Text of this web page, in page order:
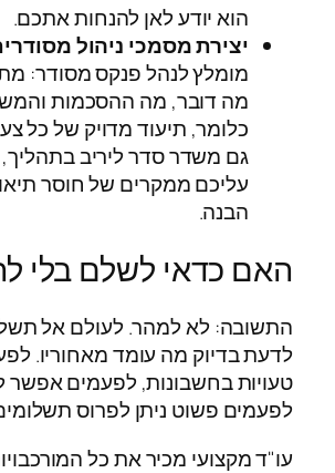
הוא יודע לאן להנחות אתכם.
יצירת מסמכי ניהול
מומלץ לנהל פנקס מסודר:
מה דובר, מה ההסכמות
כלומר, תיעוד מדויק של כל
גם משדר סדר ליריב
עליכם ממקרים של חוסר
הבנה.
האם כדאי לשלם בלי
התשובה: לא למהר. לעולם אל
לדעת בדיוק מה עומד מאחוריו.
טעויות בחשבונות, לפעמים אפשר
לפעמים פשוט ניתן לפרוס
עו"ד מקצועי מכיר את כל